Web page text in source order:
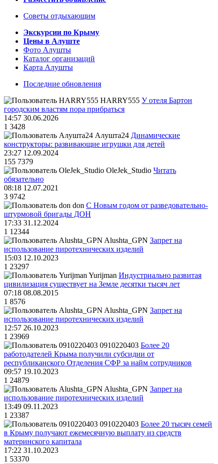
Советы отдыхающим
Экскурсии по Крыму
Цены в Алуште
Фото Алушты
Каталог организаций
Карта Алушты
Последние обновления
HARRY555 У отеля Бартон
городским властям пора прибраться
14:57 30.06.2026
1 3428
Алушта24 Динамические
конструкторы: развивающие игрушки для детей
23:27 12.09.2024
155 7379
OleJek_Studio Читать
обязательно
08:18 12.07.2021
3 9742
don С Новым годом от разведовательно-
штурмовой бригады ДОН
17:33 31.12.2024
1 12344
Alushta_GPN Запрет на
использование пиротехнических изделий
15:03 12.10.2023
1 23297
Yurijman Индустриально развитая
цивилизация существует на Земле десятки тысяч лет
07:18 08.08.2015
1 8576
Alushta_GPN Запрет на
использование пиротехнических изделий
12:57 26.10.2023
1 23969
0910220403 Более 20
работодателей Крыма получили субсидии от
республиканского Отделения СФР за найм сотрудников
09:57 19.10.2023
1 24879
Alushta_GPN Запрет на
использование пиротехнических изделий
13:49 09.11.2023
1 23387
0910220403 Более 20 тысяч семей
в Крыму получают ежемесячную выплату из средств
материнского капитала
17:22 31.10.2023
1 53370